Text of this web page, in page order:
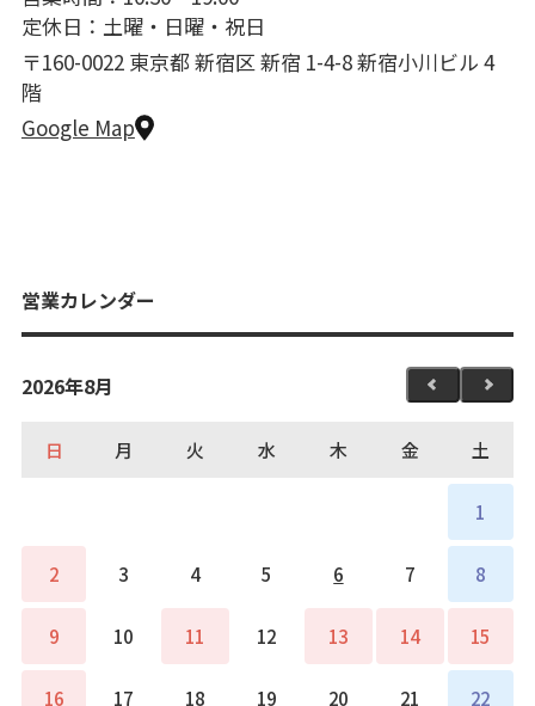
定休日：土曜・日曜・祝日
〒160-0022 東京都 新宿区 新宿 1-4-8 新宿小川ビル 4
階
Google Map
営業カレンダー
2026年8月
日 月 火 水 木 金 土
1
2 3 4 5 6 7 8
9 10 11 12 13 14 15
16 17 18 19 20 21 22